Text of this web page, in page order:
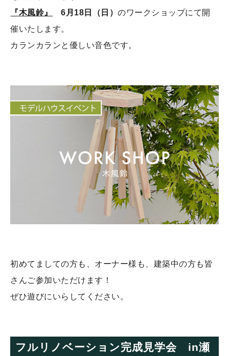
『木風鈴』
6月18日（日）のワークショップにて開
催いたします。
カランカランと優しい音色です。
初めてましての方も、オーナー様も、建築中の方も皆
さんご参加いただけます！
ぜひ遊びにいらしてください。
フルリノベーション完成見学会 in瀬